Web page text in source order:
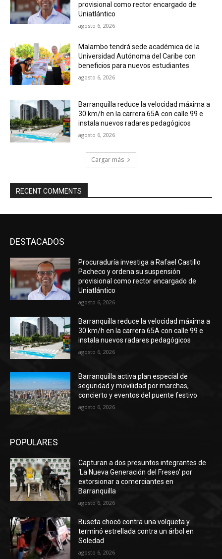
provisional como rector encargado de
Uniatlántico
agosto 6, 2026
Malambo tendrá sede académica de la
Universidad Autónoma del Caribe con
beneficios para nuevos estudiantes
agosto 6, 2026
Barranquilla reduce la velocidad máxima a
30 km/h en la carrera 65A con calle 99 e
instala nuevos radares pedagógicos
agosto 6, 2026
Cargar más
RECENT COMMENTS
DESTACADOS
Procuraduría investiga a Rafael Castillo
Pacheco y ordena su suspensión
provisional como rector encargado de
Uniatlántico
agosto 6, 2026
Barranquilla reduce la velocidad máxima a
30 km/h en la carrera 65A con calle 99 e
instala nuevos radares pedagógicos
agosto 6, 2026
Barranquilla activa plan especial de
seguridad y movilidad por marchas,
concierto y eventos del puente festivo
agosto 6, 2026
POPULARES
Capturan a dos presuntos integrantes de
‘La Nueva Generación del Freseo’ por
extorsionar a comerciantes en
Barranquilla
agosto 6, 2026
Buseta chocó contra una volqueta y
terminó estrellada contra un árbol en
Soledad
agosto 6, 2026